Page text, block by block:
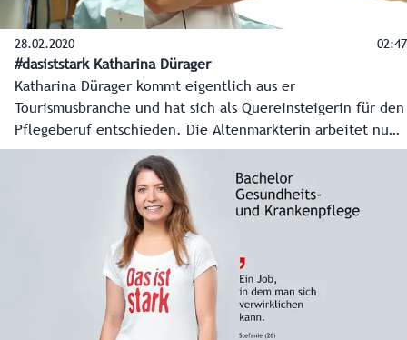
28.02.2020 02:47
#dasiststark Katharina Dürager
Katharina Dürager kommt eigentlich aus er
Tourismusbranche und hat sich als Quereinsteigerin für den
Pflegeberuf entschieden. Die Altenmarkterin arbeitet nun
nach ihrer Ausbildung in Schwarzach am Kardinal
Schwarzenberg Klinikum in der Unfallambulanz und gibt
spannende Einblicke in ihren Pflegeberuf.